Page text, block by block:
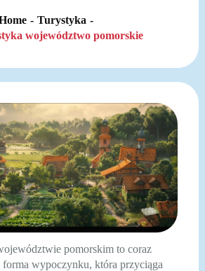
Turystyka
województwo pomorskie
pomorskim to coraz
forma wypoczynku, która przyciąga